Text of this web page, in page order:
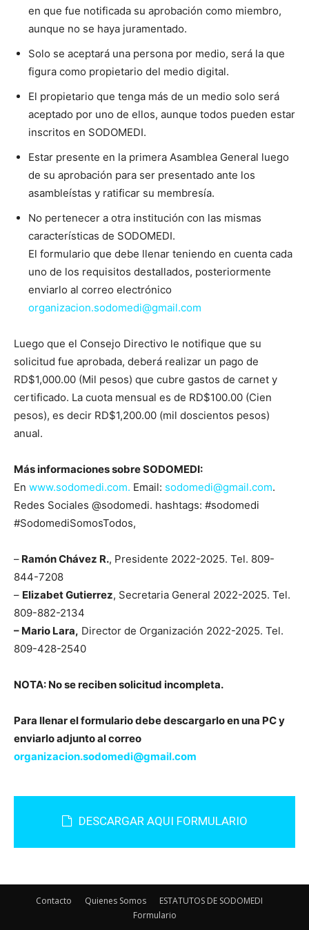
en que fue notificada su aprobación como miembro,
aunque no se haya juramentado.
Solo se aceptará una persona por medio, será la que
figura como propietario del medio digital.
El propietario que tenga más de un medio solo será
aceptado por uno de ellos, aunque todos pueden estar
inscritos en SODOMEDI.
Estar presente en la primera Asamblea General luego
de su aprobación para ser presentado ante los
asambleístas y ratificar su membresía.
No pertenecer a otra institución con las mismas
características de SODOMEDI.
El formulario que debe llenar teniendo en cuenta cada
uno de los requisitos destallados, posteriormente
enviarlo al correo electrónico
organizacion.sodomedi@gmail.com
Luego que el Consejo Directivo le notifique que su
solicitud fue aprobada, deberá realizar un pago de
RD$1,000.00 (Mil pesos) que cubre gastos de carnet y
certificado. La cuota mensual es de RD$100.00 (Cien
pesos), es decir RD$1,200.00 (mil doscientos pesos)
anual.
Más informaciones sobre SODOMEDI:
En www.sodomedi.com. Email: sodomedi@gmail.com.
Redes Sociales @sodomedi. hashtags: #sodomedi
#SodomediSomosTodos,
– Ramón Chávez R., Presidente 2022-2025. Tel. 809-
844-7208
– Elizabet Gutierrez, Secretaria General 2022-2025. Tel.
809-882-2134
– Mario Lara, Director de Organización 2022-2025. Tel.
809-428-2540
NOTA: No se reciben solicitud incompleta.
Para llenar el formulario debe descargarlo en una PC y
enviarlo adjunto al correo
organizacion.sodomedi@gmail.com
DESCARGAR AQUI FORMULARIO
Contacto Quienes Somos
ESTATUTOS DE SODOMEDI
Formulario